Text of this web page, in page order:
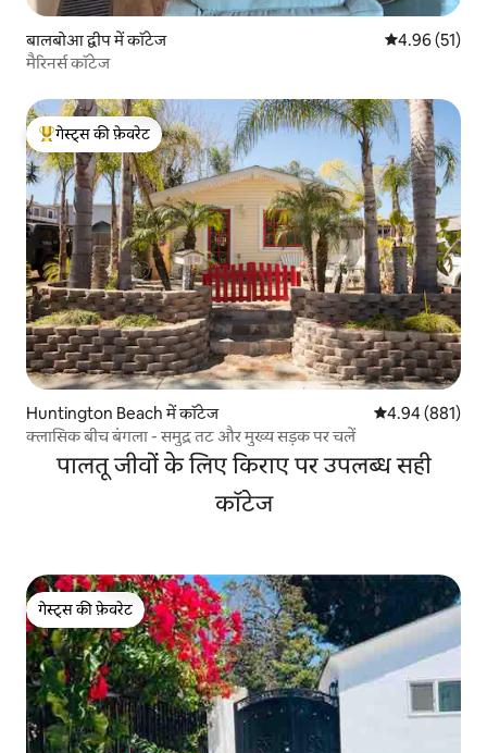
बालबोआ द्वीप में कॉटेज औसत रेटिंग 5 में
4.96 (51)
मैरिनर्स कॉटेज
गेस्ट्स का टॉप फ़ेवरेट
गेस्ट्स की फ़ेवरेट
Huntington Beach में कॉटेज औसत रेटिंग 5 में से
4.94 (881)
क्लासिक बीच बंगला - समुद्र तट और मुख्य सड़क पर चलें
पालतू जीवों के लिए किराए पर उपलब्ध सही
कॉटेज
गेस्ट्स की फ़ेवरेट
गेस्ट्स की फ़ेवरेट